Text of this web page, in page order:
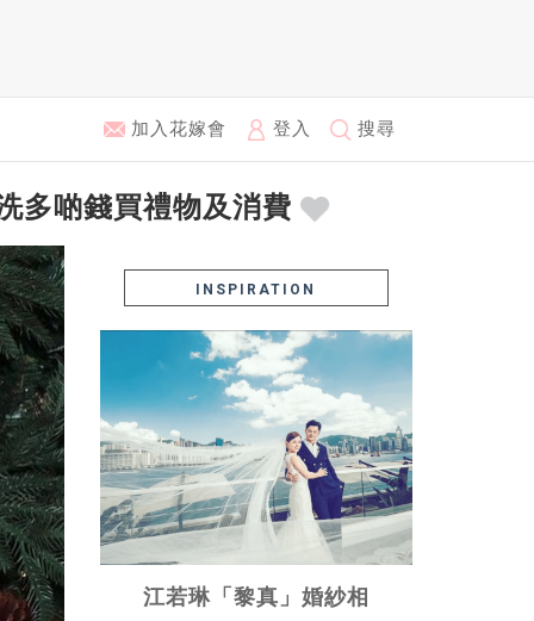
加入花嫁會 登入 搜尋
多啲錢買禮物及消費
INSPIRATION
江若琳「黎真」婚紗相